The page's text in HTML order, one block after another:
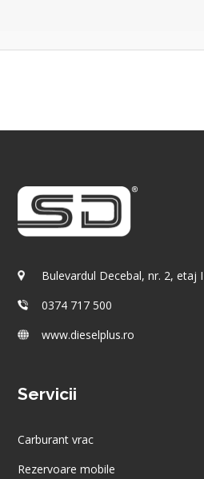
Bulevardul Decebal, nr. 2, etaj
0374 717 500
www.dieselplus.ro
Servicii
Carburant vrac
Rezervoare mobile